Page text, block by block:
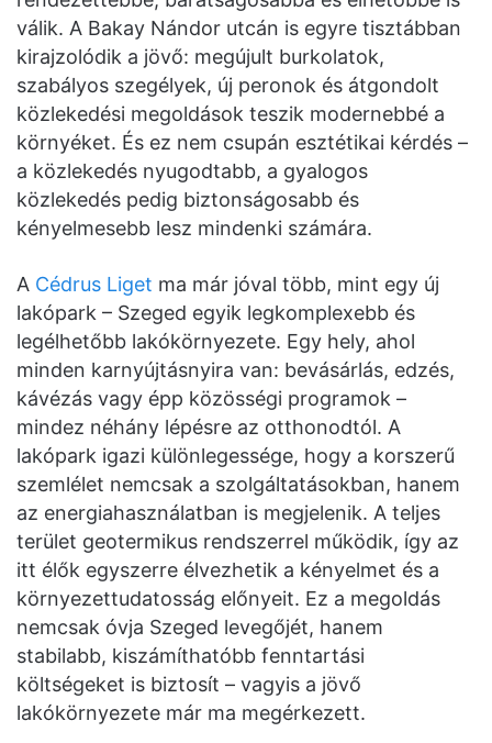
válik. A Bakay Nándor utcán is egyre tisztábban
kirajzolódik a jövő: megújult burkolatok,
szabályos szegélyek, új peronok és átgondolt
közlekedési megoldások teszik modernebbé a
környéket. És ez nem csupán esztétikai kérdés –
a közlekedés nyugodtabb, a gyalogos
közlekedés pedig biztonságosabb és
kényelmesebb lesz mindenki számára.
A Cédrus Liget ma már jóval több, mint egy új
lakópark – Szeged egyik legkomplexebb és
legélhetőbb lakókörnyezete. Egy hely, ahol
minden karnyújtásnyira van: bevásárlás, edzés,
kávézás vagy épp közösségi programok –
mindez néhány lépésre az otthonodtól. A
lakópark igazi különlegessége, hogy a korszerű
szemlélet nemcsak a szolgáltatásokban, hanem
az energiahasználatban is megjelenik. A teljes
terület geotermikus rendszerrel működik, így az
itt élők egyszerre élvezhetik a kényelmet és a
környezettudatosság előnyeit. Ez a megoldás
nemcsak óvja Szeged levegőjét, hanem
stabilabb, kiszámíthatóbb fenntartási
költségeket is biztosít – vagyis a jövő
lakókörnyezete már ma megérkezett.